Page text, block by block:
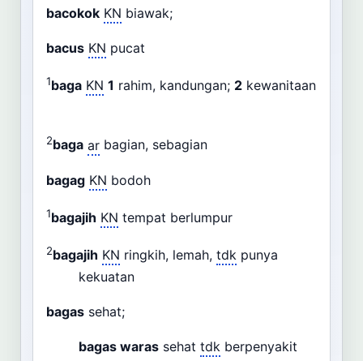
bacokok KN biawak;
bacus KN pucat
1baga KN 1 rahim, kandungan; 2 kewanitaan
2baga ar bagian, sebagian
bagag KN bodoh
1bagajih KN tempat berlumpur
2bagajih KN ringkih, lemah, tdk punya
kekuatan
bagas sehat;
bagas waras sehat tdk berpenyakit